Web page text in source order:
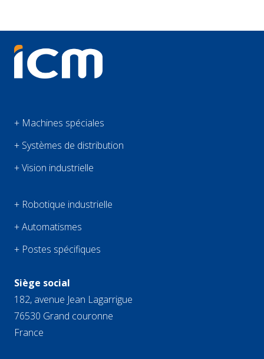
+ Machines spéciales
+ Systèmes de distribution
+ Vision industrielle
+ Robotique industrielle
+ Automatismes
+ Postes spécifiques
Siège social
182, avenue Jean Lagarrigue
76530 Grand couronne
France